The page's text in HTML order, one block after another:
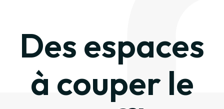
Des espaces
à couper le